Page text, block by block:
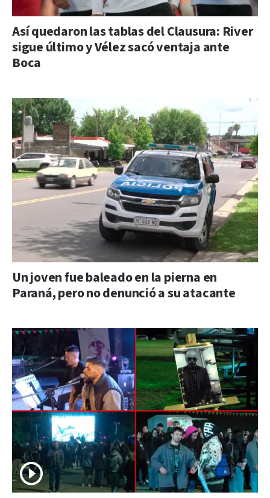
Así quedaron las tablas del Clausura: River
sigue último y Vélez sacó ventaja ante
Boca
Un joven fue baleado en la pierna en
Paraná, pero no denunció a su atacante